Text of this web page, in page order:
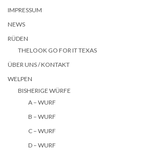
IMPRESSUM
NEWS
RÜDEN
THELOOK GO FOR IT TEXAS
ÜBER UNS / KONTAKT
WELPEN
BISHERIGE WÜRFE
A – WURF
B – WURF
C – WURF
D – WURF